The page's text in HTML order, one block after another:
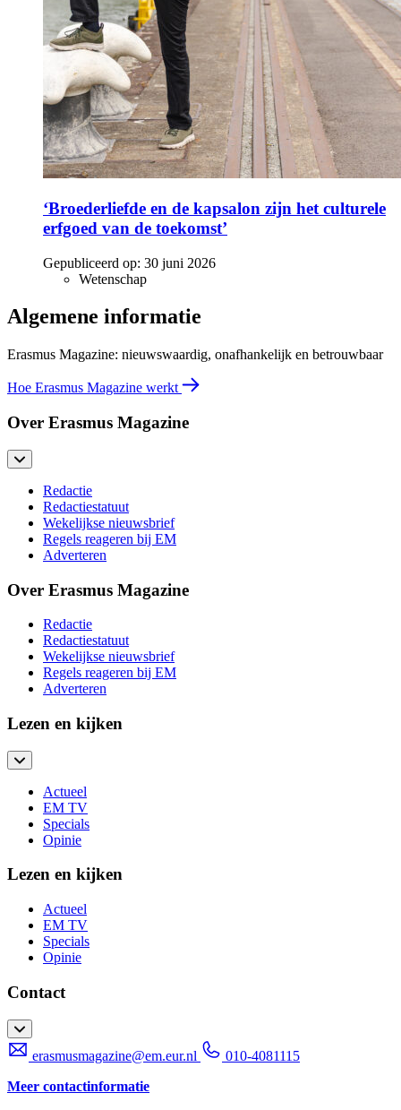
‘Broederliefde en de kapsalon zijn het culturele
erfgoed van de toekomst’
Gepubliceerd op: 30 juni 2026
Wetenschap
Algemene informatie
Erasmus Magazine: nieuwswaardig, onafhankelijk en betrouwbaar
Hoe Erasmus Magazine werkt
Over Erasmus Magazine
Redactie
Redactiestatuut
Wekelijkse nieuwsbrief
Regels reageren bij EM
Adverteren
Over Erasmus Magazine
Redactie
Redactiestatuut
Wekelijkse nieuwsbrief
Regels reageren bij EM
Adverteren
Lezen en kijken
Actueel
EM TV
Specials
Opinie
Lezen en kijken
Actueel
EM TV
Specials
Opinie
Contact
erasmusmagazine@em.eur.nl
010-4081115
Meer contactinformatie